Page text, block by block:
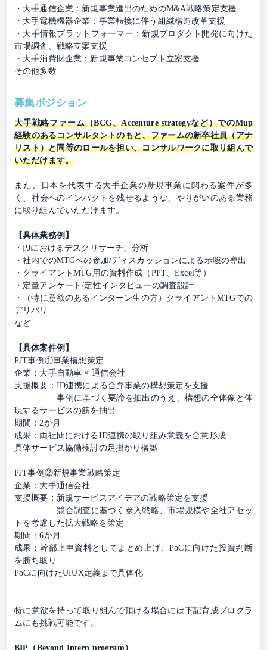
・大手通信企業：新規事業進出のためのM&A戦略策定支援
・大手電機機器企業：事業転換に伴う組織構造改革支援
・大手情報プラットフォーマー：新規プロダクト開発に向けた
市場調査、戦略立案支援
・大手消費財企業：新規事業コンセプト立案支援
その他多数
募集ポジション
大手戦略ファーム（BCG、Accenture strategyなど）でのMup
経験のあるコンサルタントのもと、ファームの新卒社員（アナ
リスト）と同等のロールを担い、コンサルワークに取り組んで
いただけます。
また、日本を代表する大手企業の新規事業に関わる案件が多
く、社会へのインパクトを残せるような、やりがいのある業務
に取り組んでいただけます。
【具体業務例】
・PJにおけるデスクリサーチ、分析
・社内でのMTGへの参加/ディスカッションによる示唆の導出
・クライアントMTG用の資料作成（PPT、Excel等）
・定量アンケート/定性インタビューの調査設計
・（特に意欲のあるインターン生の方）クライアントMTGでの
デリバリ
など
【具体案件例】
PJT事例①事業構想策定
企業：大手自動車 × 通信会社
支援概要：ID連携による合弁事業の構想策定を支援
事例に基づく要諦を抽出のうえ、構想の全体像と体
現するサービスの筋を抽出
期間：2か月
成果：両社間におけるID連携の取り組み意義を合意形成
具体サービス協働検討の足掛かり構築
PJT事例②新規事業戦略策定
企業：大手通信会社
支援概要：新規サービスアイデアの戦略策定を支援
競合調査に基づく参入戦略、市場規模や全社アセッ
トを考慮した拡大戦略を策定
期間：6か月
成果：幹部上申資料としてまとめ上げ、PoCに向けた投資判断
を勝ち取り
PoCに向けたUIUX定義まで具体化
特に意欲を持って取り組んで頂ける場合には下記育成プログラ
ムにも挑戦可能です。
BIP（Beyond Intern program）